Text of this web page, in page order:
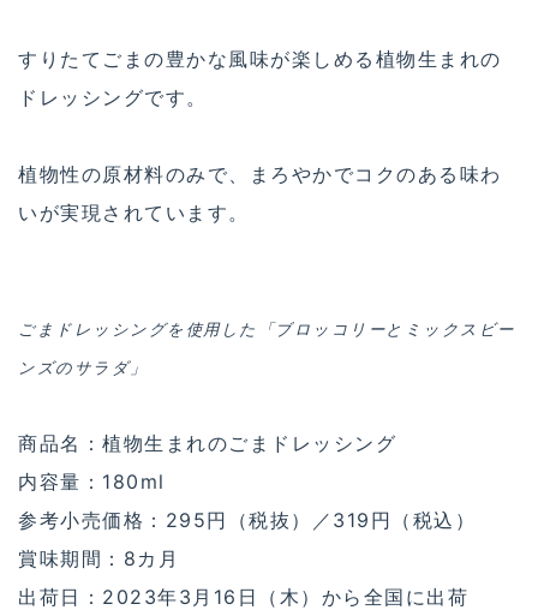
すりたてごまの豊かな風味が楽しめる植物生まれの
ドレッシングです。
植物性の原材料のみで、まろやかでコクのある味わ
いが実現されています。
ごまドレッシングを使用した「ブロッコリーとミックスビー
ンズのサラダ」
商品名：植物生まれのごまドレッシング
内容量：180ml
参考小売価格：295円（税抜）／319円（税込）
賞味期間：8カ月
出荷日：2023年3月16日（木）から全国に出荷